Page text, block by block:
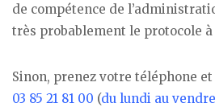
de compétence de
très probablement le protocole à
Sinon, prenez votre téléphone et
03 85 21 81 00 (du lundi au